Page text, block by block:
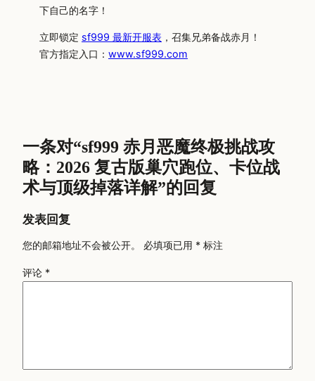
下自己的名字！
立即锁定 sf999 最新开服表 ，召集兄弟备战赤月！
官方指定入口： www.sf999.com
一条对“sf999 赤月恶魔终极挑战攻
略：2026 复古版巢穴跑位、卡位战
术与顶级掉落详解”的回复
发表回复
您的邮箱地址不会被公开。 必填项已用 * 标注
评论 *